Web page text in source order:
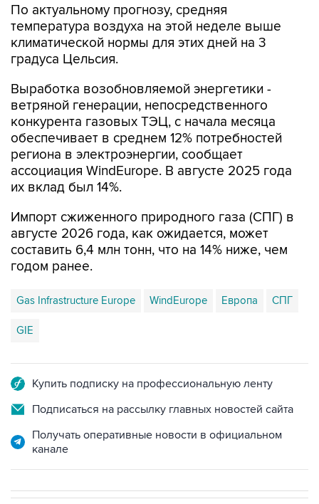
По актуальному прогнозу, средняя
температура воздуха на этой неделе выше
климатической нормы для этих дней на 3
градуса Цельсия.
Выработка возобновляемой энергетики -
ветряной генерации, непосредственного
конкурента газовых ТЭЦ, с начала месяца
обеспечивает в среднем 12% потребностей
региона в электроэнергии, сообщает
ассоциация WindEurope. В августе 2025 года
их вклад был 14%.
Импорт сжиженного природного газа (СПГ) в
августе 2026 года, как ожидается, может
составить 6,4 млн тонн, что на 14% ниже, чем
годом ранее.
Gas Infrastructure Europe WindEurope Европа СПГ
GIE
Купить подписку на профессиональную ленту
Подписаться на рассылку главных новостей сайта
Получать оперативные новости в официальном
канале